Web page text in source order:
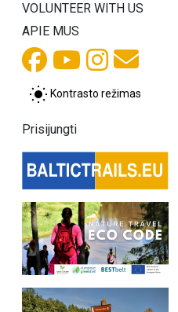
VOLUNTEER WITH US
APIE MUS
Kontrasto režimas
Prisijungti